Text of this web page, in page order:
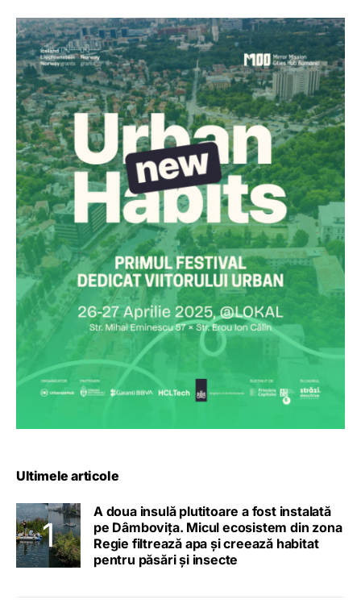
Ultimele articole
A doua insulă plutitoare a fost instalată
pe Dâmbovița. Micul ecosistem din zona
Regie filtrează apa și creează habitat
pentru păsări și insecte